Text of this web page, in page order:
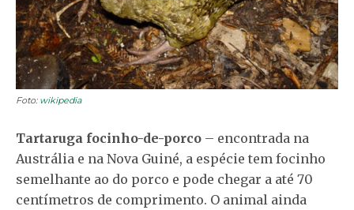
Foto: wikipedia
Tartaruga focinho-de-porco – encontrada na
Austrália e na Nova Guiné, a espécie tem focinho
semelhante ao do porco e pode chegar a até 70
centímetros de comprimento. O animal ainda